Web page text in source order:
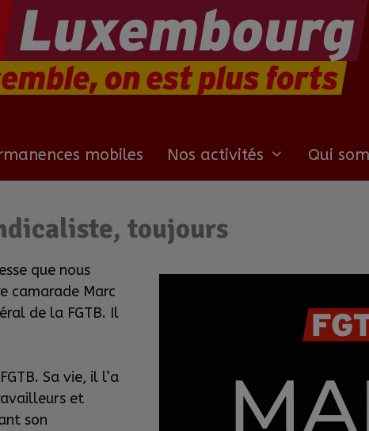
mobiles Nos activités Qui
toujours
que nous
camarade Marc
de la FGTB. Il
Sa vie, il l’a
et
son